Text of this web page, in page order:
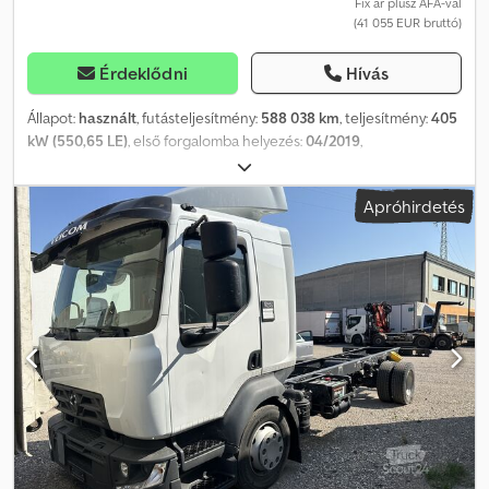
(41 055 EUR bruttó)
Érdeklődni Hívás
Állapot: használt, futásteljesítmény: 588 038 km, teljesítmény:405
kW (550,65 LE), első forgalomba helyezés:04/2019,
, össztömeg:
3 tengely, szín:zöld, hajtástípus:automata, kibocsátási osztály:
Euro 6
, Felszereltség:ABS, koromszűrő, légkondicionálás,
állófűtés, Járműazonosító szám: YV2RT60C2KB892907
Futásteljesítmény: 588.038 PTO – segédhajtás
emelőberendezéshez DE HU – a következő ellenőrzés 2026.10-re
esedékes Saját tömeg: kb. 9.527 kg Tengelytáv: 4.800 mm
Alvázhossz: 7.600 / 4.600 mm Dcsdpfx Agoya R Dfs Nsk ----Hosszú –
vezetőfülke VEB+ motorfék, digitális tachográf Klímaberendezés,
állóhelyzeti klíma, állóhelyzeti fűtés, 1 fekhely, Rádió CD/Bluetooth,
útdíj-rendszerre való előkészítés, Multifunkciós kormánykerék,
távolságtartó tempomat, sávtartó asszisztens Légrugózás elöl /
légrugózás hátul Üzemanyagtartály: 800 + 400 l, dízel Vonóhorog,
KUPOLUNG NÉLKÜL!!!! Szerszámtároló 3. tengely = EMLÍTHETŐ +
KORMÁNYOZHATÓ Gumiabroncsok: 1. + 3. tengely: 385/65 R 22,5 2.
Apróhirdetés